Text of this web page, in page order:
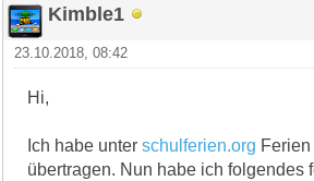
Kimble1
23.10.2018, 08:42
Hi,
Ich habe unterschulferien.org
übertragen. Nun habe ich folgendes